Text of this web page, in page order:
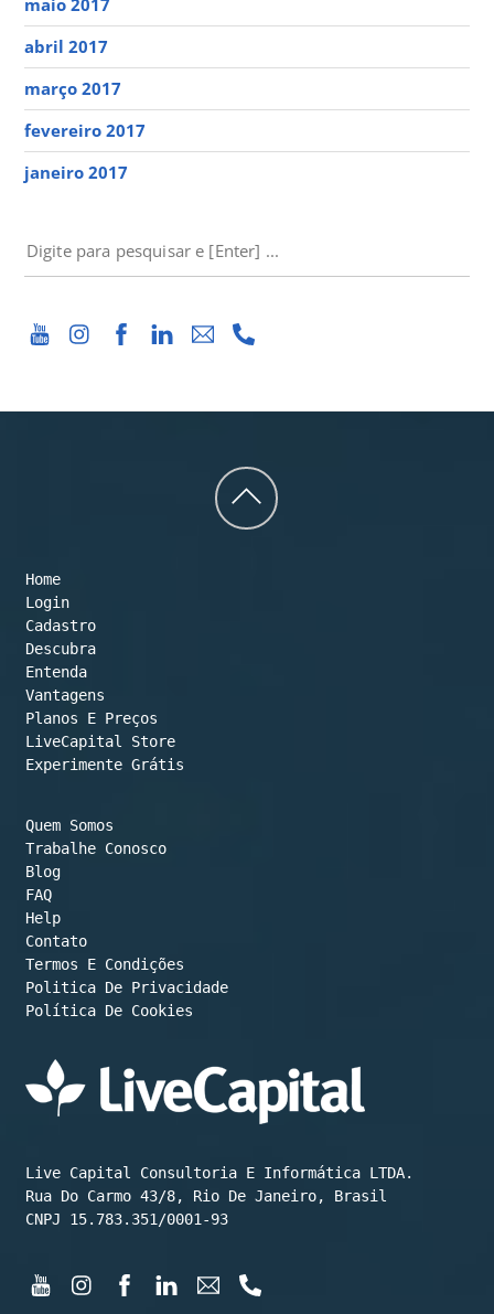
abril 2017
março 2017
fevereiro 2017
janeiro 2017
PESQUISAR
Back
Home
Login
Cadastro
Descubra
Entenda
Vantagens
Planos E Preços
LiveCapital Store
Experimente Grátis
Quem Somos
Trabalhe Conosco
Blog
FAQ
Help
Contato
Termos E Condições
Política De Cookies
Live Capital Consultoria E Informática LTDA.
Rua Do Carmo 43/8, Rio De Janeiro, Brasil
CNPJ 15.783.351/0001-93